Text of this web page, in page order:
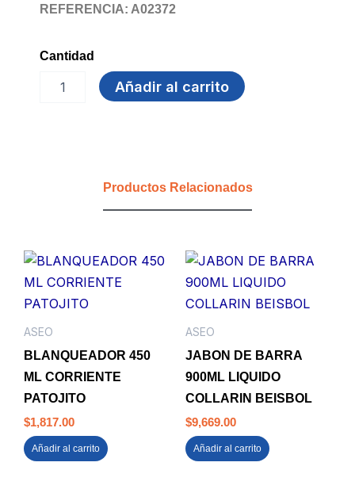
REFERENCIA: A02372
Cantidad
NITRILO
Añadir al carrito
Productos Relacionados
ASEO
BLANQUEADOR 450
ML CORRIENTE
PATOJITO
$1,817.00
Añadir al carrito
ASEO
JABON DE BARRA
900ML LIQUIDO
COLLARIN BEISBOL
$9,669.00
Añadir al carrito